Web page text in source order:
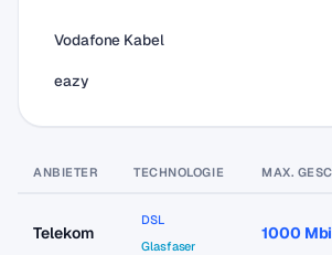
Vodafone Kabel
eazy
ANBIETER TECHNOLOGIE MAX.
Telekom
DSL
Glasfaser
1000